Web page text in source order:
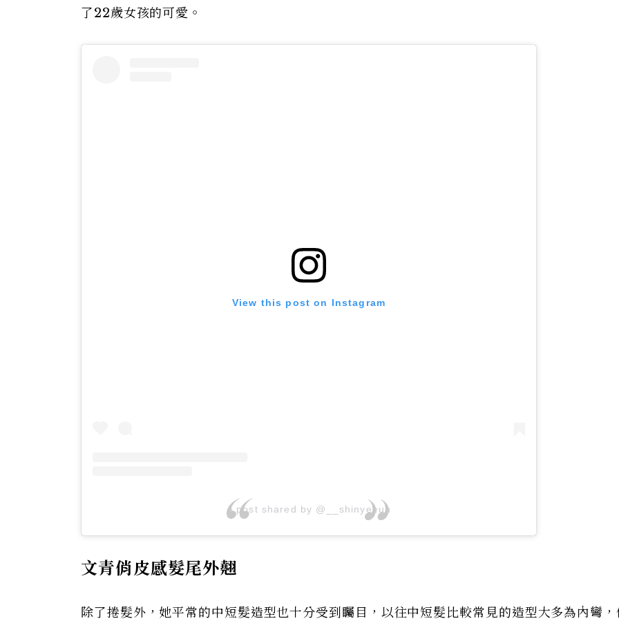
了22歲女孩的可愛。
View this post on Instagram
A post shared by @__shinyeeun
文青俏皮感髮尾外翹
除了捲髮外，她平常的中短髮造型也十分受到矚目，以往中短髮比較常見的造型大多為內彎